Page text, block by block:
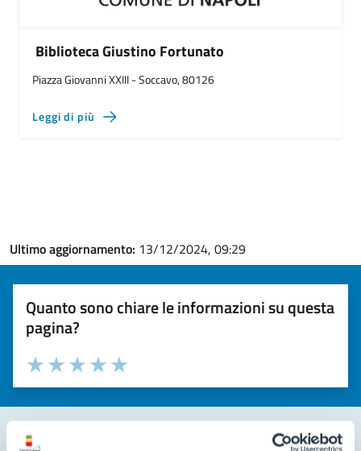
Biblioteca Giustino Fortunato
Piazza Giovanni XXIII - Soccavo, 80126
Leggi di più
Ultimo aggiornamento: 13/12/2024, 09:29
Quanto sono chiare le informazioni su questa
pagina?
Valuta la chiarezza delle informazioni (da 1 a 5 stelle)
Seleziona il numero di stelle per valutare la chiarezza delle
Valuta 5 stelle su 5
Valuta 4 stelle su 5
Valuta 3 stelle su 5
Valuta 2 stelle su 5
Valuta 1 stelle su 5